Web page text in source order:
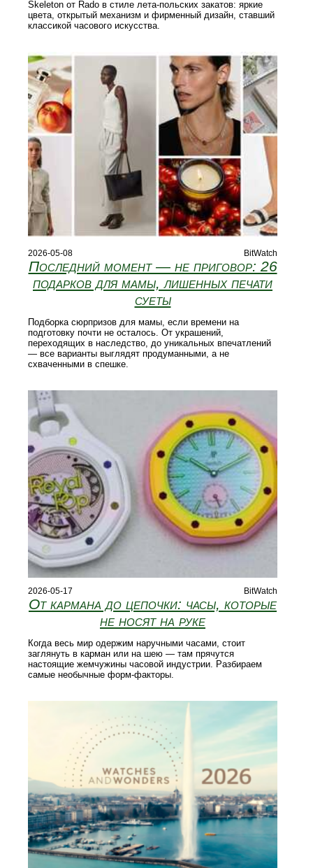
Skeleton от Rado в стиле лета‑польских закатов: яркие
цвета, открытый механизм и фирменный дизайн, ставший
классикой часового искусства.
2026-05-08 BitWatch
Последний момент — не приговор: 26
подарков для мамы, лишенных печати
суеты
Подборка сюрпризов для мамы, если времени на
подготовку почти не осталось. От украшений,
переходящих в наследство, до уникальных впечатлений
— все варианты выглядят продуманными, а не
схваченными в спешке.
2026-05-17 BitWatch
От кармана до цепочки: часы, которые
не носят на руке
Когда весь мир одержим наручными часами, стоит
заглянуть в карман или на шею — там прячутся
настоящие жемчужины часовой индустрии. Разбираем
самые необычные форм-факторы.